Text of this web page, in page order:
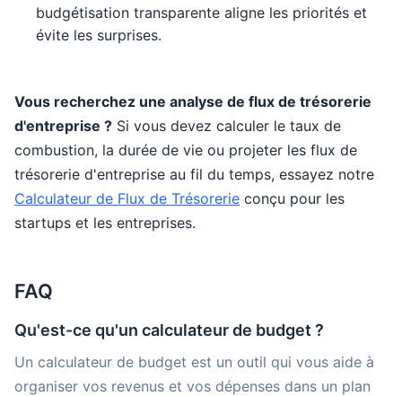
budgétisation transparente aligne les priorités et
évite les surprises.
Vous recherchez une analyse de flux de trésorerie
d'entreprise ? Si vous devez calculer le taux de
combustion, la durée de vie ou projeter les flux de
trésorerie d'entreprise au fil du temps, essayez notre
Calculateur de Flux de Trésorerie conçu pour les
startups et les entreprises.
FAQ
Qu'est-ce qu'un calculateur de budget ?
Un calculateur de budget est un outil qui vous aide à
organiser vos revenus et vos dépenses dans un plan